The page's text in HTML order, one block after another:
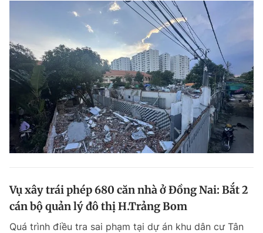
Vụ xây trái phép 680 căn nhà ở Đồng Nai: Bắt 2
cán bộ quản lý đô thị H.Trảng Bom
Quá trình điều tra sai phạm tại dự án khu dân cư Tân